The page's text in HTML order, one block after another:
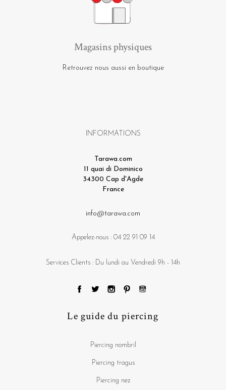
France
info@tarawa.com
Appelez-nous :04 22 91 09 14
Services Clients : Du lundi au Vendredi 9h - 14h
Le guide du piercing
Piercing nombril
Piercing langue
Les questions sur le piercing
Les tendance du Piercing